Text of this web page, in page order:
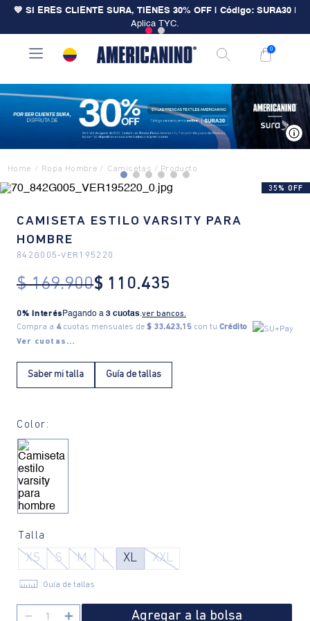
💙 SI ERES CLIENTE SURA, TIENES 30% OFF | Código: SURA30
Aplica TYC.
0
Ropa Hombre Camisetas
35% OFF
CAMISETA ESTILO VARSITY PARA
HOMBRE
842G005-VER195220
$ 169.900$ 110.435
0% Interés Pagando a 3 cuotas.ver bancos.
Compra a 4cuotas mensuales de $ 33.423,15 con tu Crédito
Ver cuotas...
Saber mi talla Guía de tallas
Color:
Talla
XS S M L XL XXL
Guía de tallas
＋
－ Agregar a la bolsa